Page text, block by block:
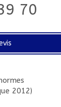
70
2012)